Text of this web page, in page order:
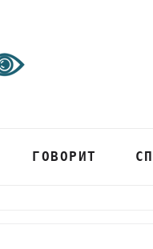
ГОВОРИТ